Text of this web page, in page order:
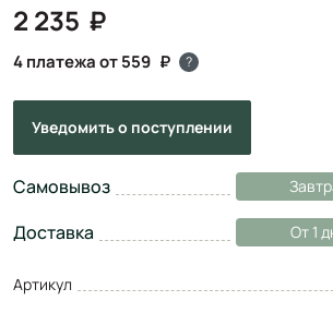
2 235
4 платежа от 559 ?
Уведомитьо поступлении
Самовывоз
Доставка От 1
Артикул